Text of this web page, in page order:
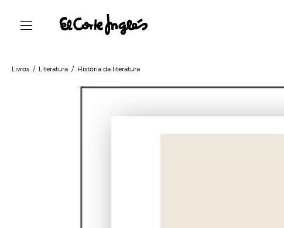
Livros Literatura História da literatura